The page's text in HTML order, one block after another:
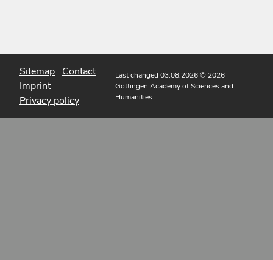
Sitemap Contact
Imprint
Privacy policy
Last changed 03.08.2026© 2026
Göttingen Academy of Sciences and
Humanities